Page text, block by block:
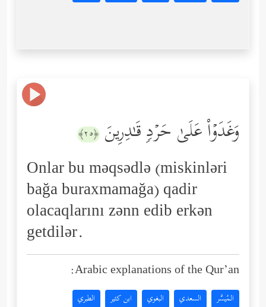
وَغَدَوۡاْ عَلَىٰ حَرۡدࣲ قَـٰدِرِینَ ﴿٢٥﴾
Onlar bu məqsədlə (miskinləri
bağa buraxmamağa) qadir
olacaqlarını zənn edib erkən
getdilər.
Arabic explanations of the Qur’an:
المُيسَّر السعدي البغوي ابن كثير الطبري